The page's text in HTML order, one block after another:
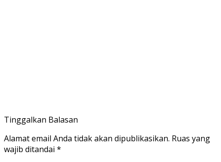
Tinggalkan Balasan
Alamat email Anda tidak akan dipublikasikan. Ruas yang
wajib ditandai *